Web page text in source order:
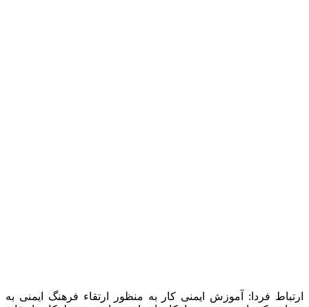
وجود مشاغل جدید، باید سیاست‌های جدیدی اتخاذ کنیم تا شاهد